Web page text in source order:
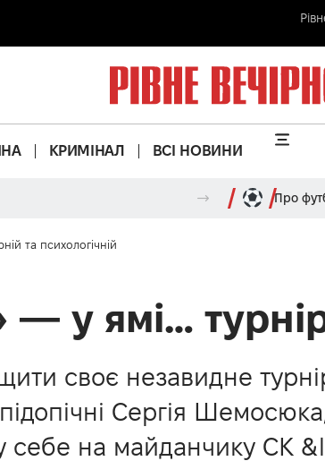
КРИМІНАЛ ВСІ НОВИНИ
Про
та психологічній
у ямі…
своє незавидне
Сергія
себе на майданчику СК